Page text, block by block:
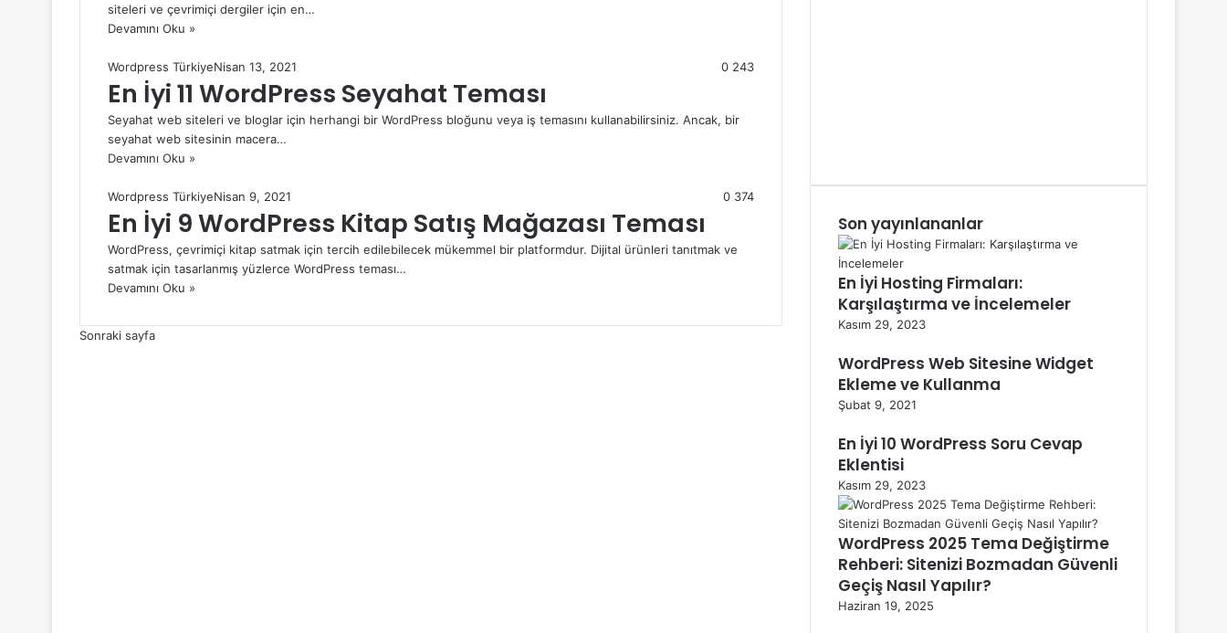
siteleri ve çevrimiçi dergiler için en…
Devamını Oku »
Wordpress TürkiyeNisan 13, 2021 0 243
En İyi 11 WordPress Seyahat Teması
Seyahat web siteleri ve bloglar için herhangi bir WordPress bloğunu veya iş temasını kullanabilirsiniz. Ancak, bir
seyahat web sitesinin macera…
Devamını Oku »
Wordpress TürkiyeNisan 9, 2021 0 374
En İyi 9 WordPress Kitap Satış Mağazası Teması
WordPress, çevrimiçi kitap satmak için tercih edilebilecek mükemmel bir platformdur. Dijital ürünleri tanıtmak ve
satmak için tasarlanmış yüzlerce WordPress teması…
Devamını Oku »
Sonraki sayfa
Son yayınlananlar
En İyi Hosting Firmaları:
Karşılaştırma ve İncelemeler
Kasım 29, 2023
WordPress Web Sitesine Widget
Ekleme ve Kullanma
Şubat 9, 2021
En İyi 10 WordPress Soru Cevap
Eklentisi
Kasım 29, 2023
WordPress 2025 Tema Değiştirme
Rehberi: Sitenizi Bozmadan Güvenli
Geçiş Nasıl Yapılır?
Haziran 19, 2025